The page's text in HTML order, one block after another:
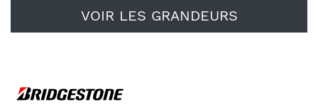
VOIR LES GRANDEURS